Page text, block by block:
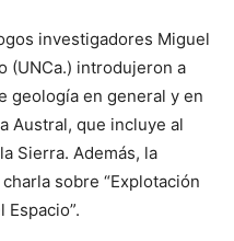
investigadores Miguel
(UNCa.) introdujeron a
geología en general y en
Austral, que incluye al
Sierra. Además, la
sobre “Explotación